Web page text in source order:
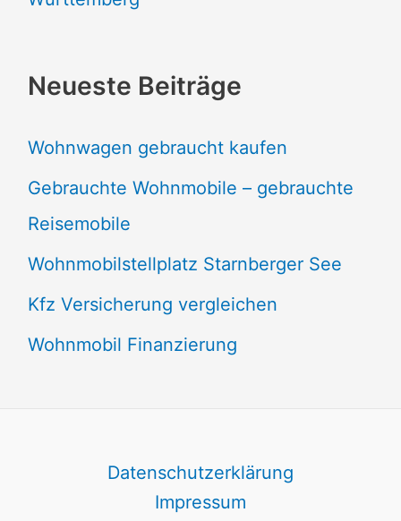
Neueste Beiträge
Wohnwagen gebraucht kaufen
Gebrauchte Wohnmobile – gebrauchte
Reisemobile
Wohnmobilstellplatz Starnberger See
Kfz Versicherung vergleichen
Wohnmobil Finanzierung
Datenschutzerklärung
Impressum